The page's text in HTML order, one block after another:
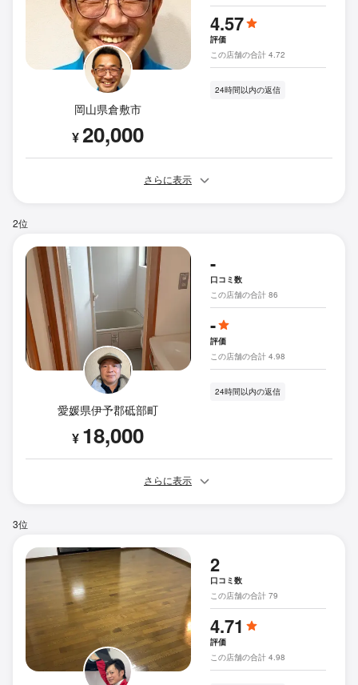
岡山県倉敷市
¥20,000
4.57
評価
この店舗の合計 4.72
24時間以内の返信
さらに表示
2位
愛媛県伊予郡砥部町
¥ 18,000
-
口コミ数
この店舗の合計 86
-
評価
この店舗の合計 4.98
24時間以内の返信
さらに表示
3位
2
口コミ数
この店舗の合計 79
4.71
評価
この店舗の合計 4.98